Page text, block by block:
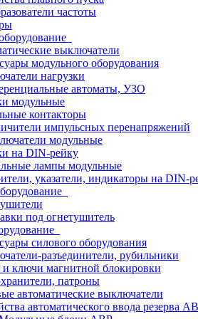
частоты
выключатели
модульного оборудования
нагрузки
автоматы, УЗО
модульные
контакторы
импульсных перенапряжений
модульные
на DIN-рейку
лампы модульные
указатели, индикаторы на DIN-
под огнетушитель
силового оборудования
разъединители, рубильники
и ключи магнитной блокировки
патроны
автоматические выключатели
автоматического ввода резерва